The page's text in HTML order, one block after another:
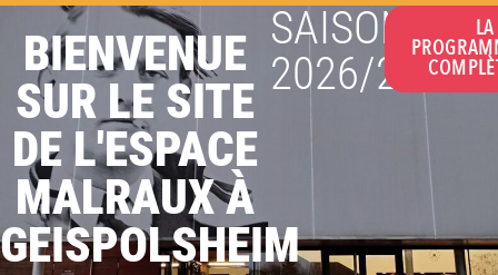
BIENVENUE
SUR LE SITE
DE L'ESPACE
MALRAUX À
GEISPOLSHEIM
SAISON
2026/2027
LA